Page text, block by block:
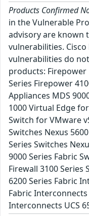
Products Confirmed
in the Vulnerable
advisory are known
vulnerabilities.
vulnerabilities do
products: Firepower
Series Firepower
Appliances MDS
1000 Virtual Edge
Switch for VMware
Switches Nexus
Series Switches
9000 Series Fabric
Firewall 3100 Series
6200 Series Fabric
Fabric Interconnects
Interconnects UCS